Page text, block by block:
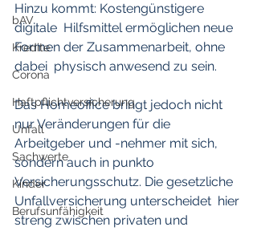
bAV
Kredite
Corona
Haftpflichtversicherung
Unfall
Sachwerte
Kinder
Berufsunfähigkeit
Hinzu kommt: Kostengünstigere
digitale  Hilfsmittel ermöglichen neue
Formen der Zusammenarbeit, ohne
dabei  physisch anwesend zu sein.
Das Homeoffice bringt jedoch nicht
nur Veränderungen für die
Arbeitgeber und -nehmer mit sich,
sondern auch in punkto
Versicherungsschutz. Die gesetzliche
Unfallversicherung unterscheidet  hier
streng zwischen privaten und